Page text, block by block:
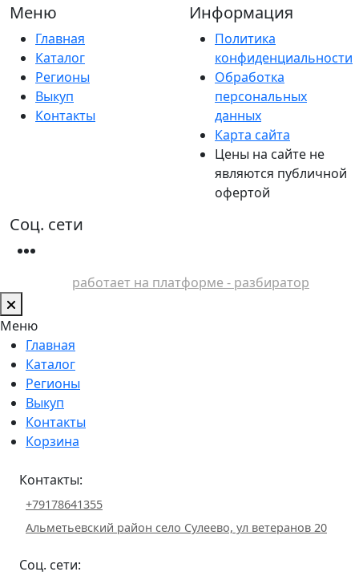
Меню
Главная
Каталог
Регионы
Выкуп
Контакты
Информация
Политика
конфиденциальности
Обработка
персональных
данных
Карта сайта
Цены на сайте не
являются публичной
офертой
Соц. сети
работает на платформе - разбиратор
Меню
Главная
Каталог
Регионы
Выкуп
Контакты
Корзина
Контакты:
+79178641355
Альметьевский район село Сулеево, ул ветеранов 20
Соц. сети: